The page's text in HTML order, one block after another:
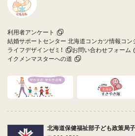
利用者アンケート
結婚サポートセンター 北海道コンカツ情報コン
ライフデザインゼミ！
お問い合わせフォーム
イクメンマスターへの道
北海道保健福祉部子ども政策局